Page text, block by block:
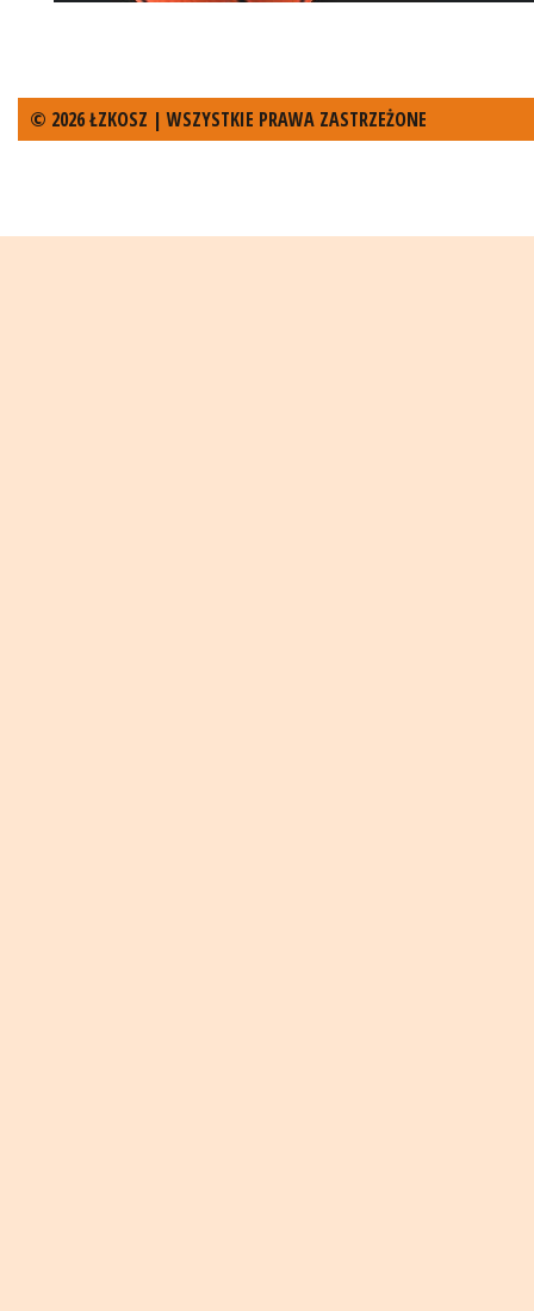
© 2026 ŁZKOSZ | WSZYSTKIE PRAWA ZASTRZEŻONE